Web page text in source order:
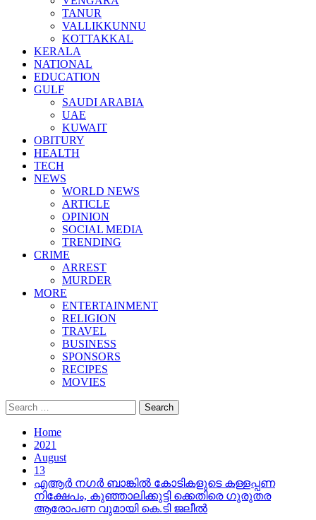
TANUR
VALLIKKUNNU
KOTTAKKAL
KERALA
NATIONAL
EDUCATION
GULF
SAUDI ARABIA
UAE
KUWAIT
OBITURY
HEALTH
TECH
NEWS
WORLD NEWS
ARTICLE
OPINION
SOCIAL MEDIA
TRENDING
CRIME
ARREST
MURDER
MORE
ENTERTAINMENT
RELIGION
TRAVEL
BUSINESS
SPONSORS
RECIPES
MOVIES
Search
for:
Home
2021
August
13
എആര്‍ നഗര്‍ ബാങ്കില്‍ കോടികളുടെ കള്ളപ്പണ
നിക്ഷേപം, കുഞ്ഞാലിക്കുട്ടി ക്കെതിരെ ഗുരുതര
ആരോപണ വുമായി കെ.ടി ജലീല്‍